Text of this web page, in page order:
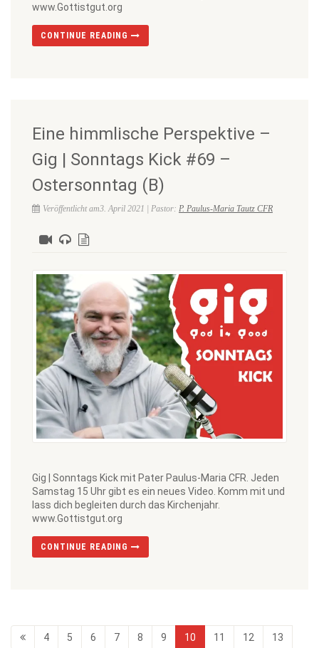
www.Gottistgut.org
CONTINUE READING
Eine himmlische Perspektive –
Gig | Sonntags Kick #69 –
Ostersonntag (B)
Veröffentlicht am3. April 2021 | Pastor: P. Paulus-Maria Tautz CFR
Gig | Sonntags Kick mit Pater Paulus-Maria CFR. Jeden
Samstag 15 Uhr gibt es ein neues Video. Komm mit und
lass dich begleiten durch das Kirchenjahr.
www.Gottistgut.org
CONTINUE READING
4 5 6 7 8 9 10 11 12 13